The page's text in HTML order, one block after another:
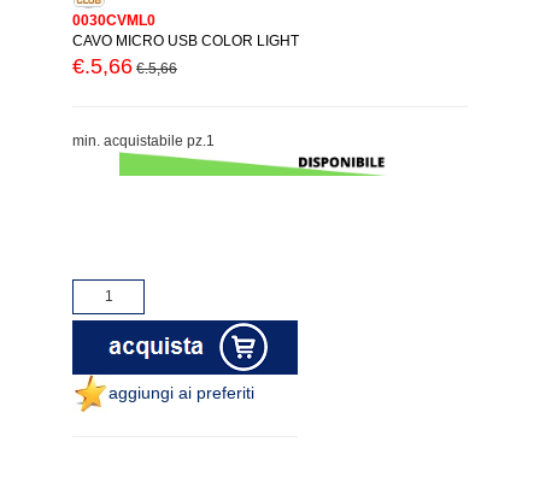
0030CVML0
CAVO MICRO USB COLOR LIGHT
€.5,66 €.5,66
min. acquistabile pz.1
aggiungi ai preferiti